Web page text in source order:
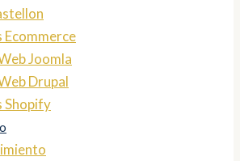
Ecommerce
Joomla
Drupal
Shopify